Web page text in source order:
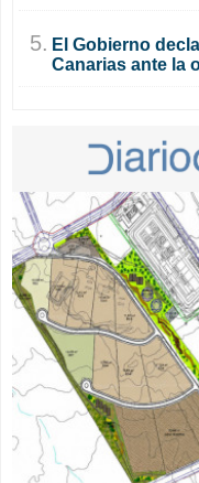
5. El Gobierno
Canarias ante la